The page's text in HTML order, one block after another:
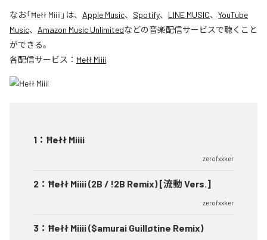
なお「Ħełł Miiii 」は、 Apple Music、 Spotify、 LINE MUSIC、 YouTube
Music、 Amazon Music Unlimitedなどの音楽配信サービスで聴くこと
ができる。
各配信サービス： Ħełł Miiii
1 ： Ħełł Miiii
zerofxxker
2 ： Ħełł Miiii (2B / !2B Remix) [流動 Vers.]
zerofxxker
3 ： Ħełł Miiii ($amurai Guilløtine Remix)